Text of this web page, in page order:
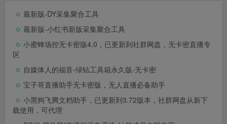
最新版-DY采集聚合工具
最新版-小红书新版采集聚合工具
小蜜蜂场控无卡密版4.0，已更新到社群网盘，无卡密直播专
区
自媒体人的福音-绿钻工具箱永久版-无卡密
宝子哥直播助手无卡密版，无人直播必备助手
小黑狗飞腾文档助手，已更新到3.72版本，社群网盘从新下
载使用，可代理